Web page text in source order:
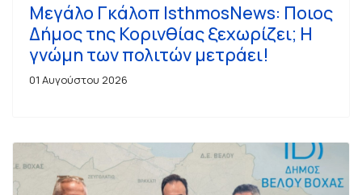
Μεγάλο Γκάλοπ IsthmosNews: Ποιος
Δήμος της Κορινθίας ξεχωρίζει; Η
γνώμη των πολιτών μετράει!
01 Αυγούστου 2026